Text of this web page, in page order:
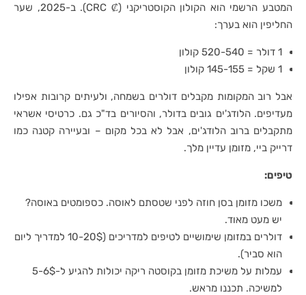
המטבע הרשמי הוא הקולון הקוסטריקני (₡ CRC). ב-2025, שער
החליפין הוא בערך:
1 דולר = 520-540 קולון
1 שקל = 145-155 קולון
אבל רוב המקומות מקבלים דולרים בשמחה, ולעיתים קרובות אפילו
מעדיפים. הלודג'ים גובים בדולר, והסיורים בד"כ גם. כרטיסי אשראי
מתקבלים ברוב הלודג'ים, אבל לא בכל מקום – ובעיירה קטנה כמו
דרייק ביי, מזומן עדיין מלך.
טיפים:
משכו מזומן בסן חוזה לפני שטסתם לאוסה. כספומטים באוסה?
יש מעט מאוד.
דולרים במזומן שימושיים לטיפים למדריכים (10-20$ למדריך ליום
הוא סביר).
עמלות על משיכת מזומן בקוסטה ריקה יכולות להגיע ל-5-6$
למשיכה. תכננו מראש.